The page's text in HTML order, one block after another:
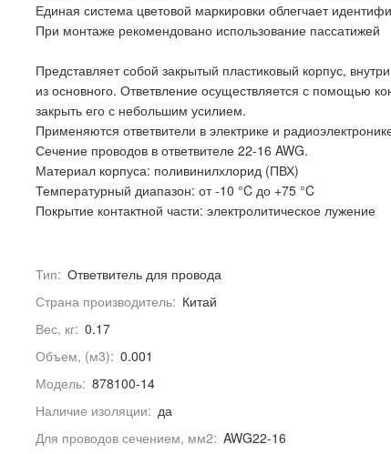
Единая система цветовой маркировки облегчает
При монтаже рекомендовано использование пассатижей
Представляет собой закрытый пластиковый корпус,
из основного. Ответвление осуществляется с помощью
закрыть его с небольшим усилием.
Применяются ответвители в электрике и
Сечение проводов в ответвителе 22-16 AWG.
Материал корпуса: поливинилхлорид (ПВХ)
Температурный диапазон: от -10 °C до +75 °C
Покрытие контактной части: электролитическое лужение
Тип: Ответвитель для провода
Страна производитель: Китай
Вес, кг: 0.17
Объем, (м3): 0.001
Модель: 878100-14
Наличие изоляции: да
Для проводов сечением, мм2: AWG22-16